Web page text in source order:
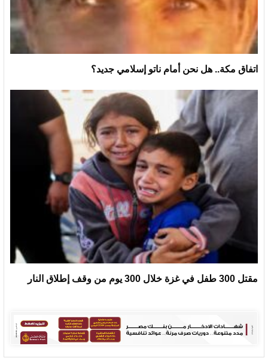
اتفاق مكة.. هل نحن أمام ناتو إسلامي جديد؟
مقتل 300 طفل في غزة خلال 300 يوم من وقف إطلاق النار